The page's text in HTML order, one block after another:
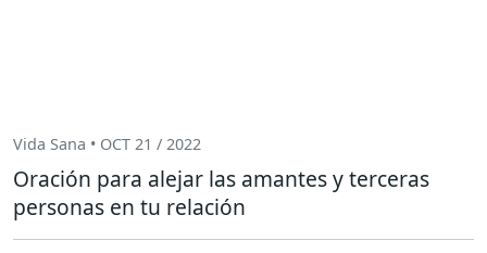
Vida Sana • OCT 21 / 2022
Oración para alejar las amantes y terceras
personas en tu relación